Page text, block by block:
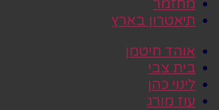
מחזמר
תיאטרון בארץ
אוהד חיטמן
בית צבי
לינוי כהן
עוז מורג